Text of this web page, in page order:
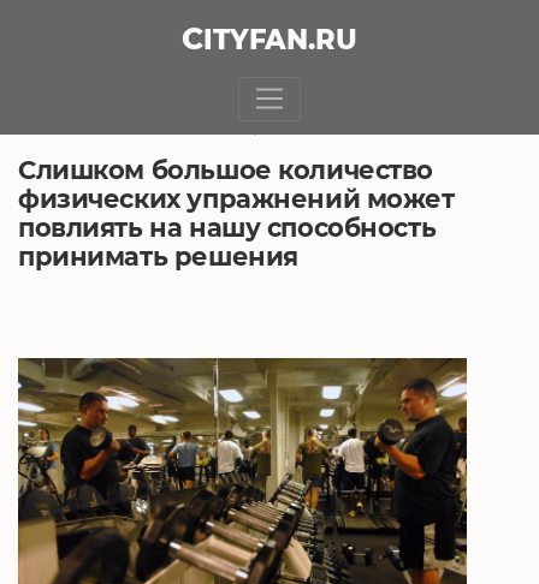
CITYFAN.RU
Слишком большое количество
физических упражнений может
повлиять на нашу способность
принимать решения